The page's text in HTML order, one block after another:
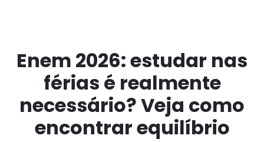
Enem 2026: estudar nas
férias é realmente
necessário? Veja como
encontrar equilíbrio